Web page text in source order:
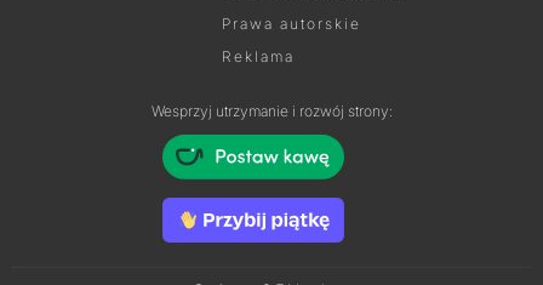
Prawa autorskie
Reklama
Wesprzyj utrzymanie i rozwój strony: